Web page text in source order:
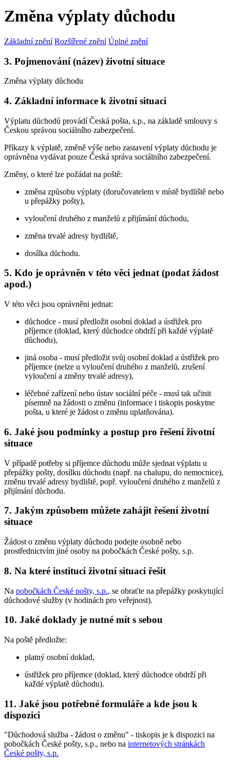
Změna výplaty důchodu
Základní znění Rozšířené znění Úplné znění
3. Pojmenování (název) životní situace
Změna výplaty důchodu
4. Základní informace k životní situaci
Výplatu důchodů provádí Česká pošta, s.p., na základě smlouvy s
Českou správou sociálního zabezpečení.
Příkazy k výplatě, změně výše nebo zastavení výplaty důchodu je
oprávněna vydávat pouze Česká správa sociálního zabezpečení.
Změny, o které lze požádat na poště:
změna způsobu výplaty (doručovatelem v místě bydliště nebo
u přepážky pošty),
vyloučení druhého z manželů z přijímání důchodu,
změna trvalé adresy bydliště,
dosílka důchodu.
5. Kdo je oprávněn v této věci jednat (podat žádost
apod.)
V této věci jsou oprávněni jednat:
důchodce - musí předložit osobní doklad a ústřižek pro
příjemce (doklad, který důchodce obdrží při každé výplatě
důchodu),
jiná osoba - musí předložit svůj osobní doklad a ústřižek pro
příjemce (nelze u vyloučení druhého z manželů, zrušení
vyloučení a změny trvalé adresy),
léčebné zařízení nebo ústav sociální péče - musí tak učinit
písemně na žádosti o změnu (informace i tiskopis poskytne
pošta, u které je žádost o změnu uplatňována).
6. Jaké jsou podmínky a postup pro řešení životní
situace
V případě potřeby si příjemce důchodu může sjednat výplatu u
přepážky pošty, dosílku důchodu (např. na chalupu, do nemocnice),
změnu trvalé adresy bydliště, popř. vyloučení druhého z manželů z
přijímání důchodu.
7. Jakým způsobem můžete zahájit řešení životní
situace
Žádost o změnu výplaty důchodu podejte osobně nebo
prostřednictvím jiné osoby na pobočkách České pošty, s.p.
8. Na které instituci životní situaci řešit
Na pobočkách České pošty, s.p., se obraťte na přepážky poskytující
důchodové služby (v hodinách pro veřejnost).
10. Jaké doklady je nutné mít s sebou
Na poště předložte:
platný osobní doklad,
ústřižek pro příjemce (doklad, který důchodce obdrží při
každé výplatě důchodu).
11. Jaké jsou potřebné formuláře a kde jsou k
dispozici
"Důchodová služba - žádost o změnu" - tiskopis je k dispozici na
pobočkách České pošty, s.p., nebo na internetových stránkách
České pošty, s.p.